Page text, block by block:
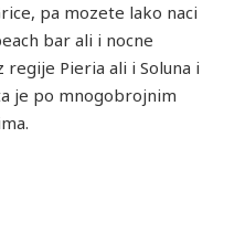
pa mozete lako naci
bar ali i nocne
Pieria ali i Soluna i
je po mnogobrojnim